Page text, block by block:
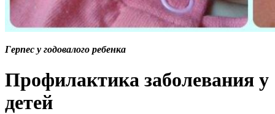
Герпес у годовалого ребенка
Профилактика заболевания у
детей